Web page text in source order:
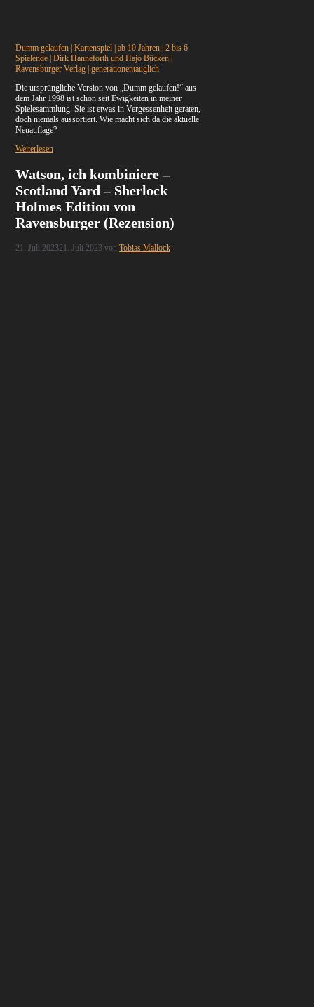
Dumm gelaufen | Kartenspiel | ab 10 Jahren | 2 bis 6
Spielende | Dirk Hanneforth und Hajo Bücken |
Ravensburger Verlag | generationentauglich
Die ursprüngliche Version von „Dumm gelaufen!“ aus
dem Jahr 1998 ist schon seit Ewigkeiten in meiner
Spielesammlung. Sie ist etwas in Vergessenheit geraten,
doch niemals aussortiert. Wie macht sich da die aktuelle
Neuauflage?
Weiterlesen
Watson, ich kombiniere –
Scotland Yard – Sherlock
Holmes Edition von
Ravensburger (Rezension)
21. Juli 202321. Juli 2023 vonTobias Mallock